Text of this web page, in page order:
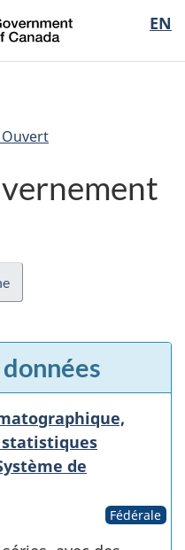
Au
EN
of
de
Fédérale